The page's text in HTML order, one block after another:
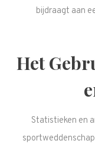
bijdraagt aan
Het
Statistieken en